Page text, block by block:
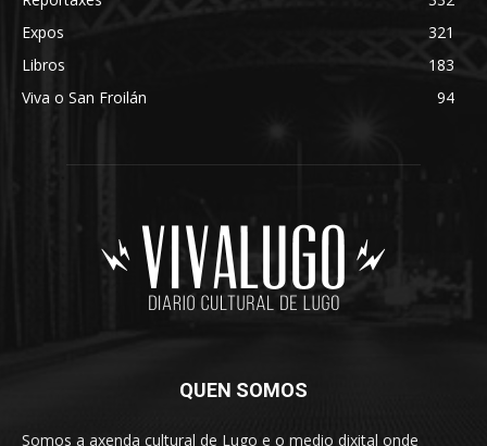
Expos
321
Libros
183
Viva o San Froilán
94
QUEN SOMOS
Somos a axenda cultural de Lugo e o medio dixital onde